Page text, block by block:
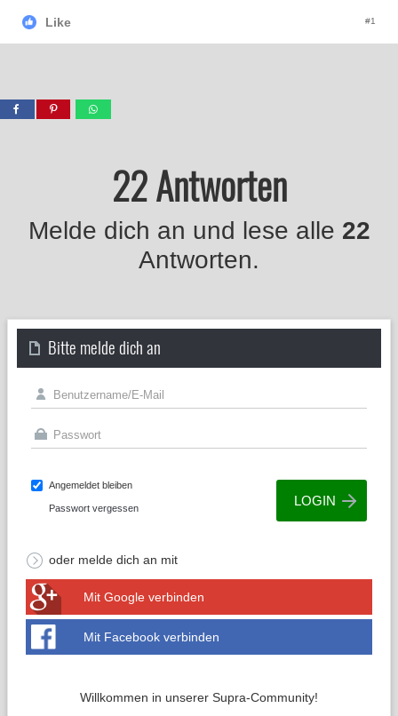
Like #1
22 Antworten
Melde dich an und lese alle 22
Antworten.
Bitte melde dich an
Angemeldet bleiben
Passwort vergessen
oder melde dich an mit
Mit Google verbinden
Mit Facebook verbinden
Willkommen in unserer Supra-Community!